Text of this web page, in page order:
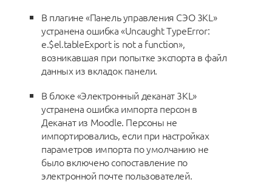
В плагине «Панель управления СЭО 3KL»
устранена ошибка «Uncaught TypeError:
e.$el.tableExport is not a function»,
возникавшая при попытке экспорта в файл
данных из вкладок панели.
В блоке «Электронный деканат 3KL»
устранена ошибка импорта персон в
Деканат из Moodle. Персоны не
импортировались, если при настройках
параметров импорта по умолчанию не
было включено сопоставление по
электронной почте пользователей.